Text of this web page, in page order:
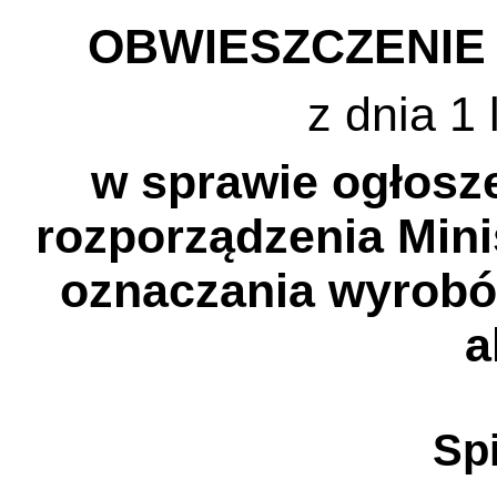
z dnia 1
w sprawie
rozporządzenia
oznaczania